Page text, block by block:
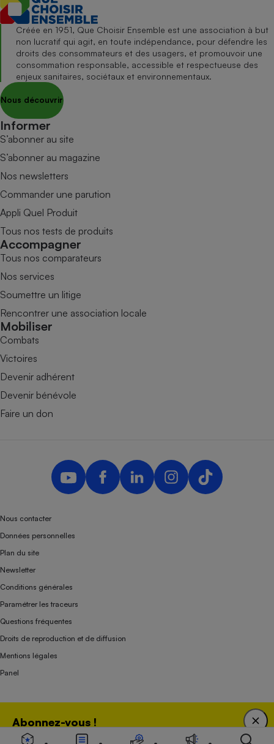
Abonnez-vous !
Bénéficiez d'une expertise unique tout en soutenant
Créée en 1951, Que Choisir Ensemble est une association à but
non lucratif qui agit, en toute indépendance, pour défendre les
droits des consommateurs et des usagers, et promouvoir une
consommation responsable, accessible et respectueuse des
enjeux sanitaires, sociétaux et environnementaux.
Nous découvrir
Informer
S’abonner au site
S’abonner au magazine
Nos newsletters
Commander une parution
Appli Quel Produit
Tous nos tests de produits
Accompagner
Tous nos comparateurs
Nos services
Soumettre un litige
Rencontrer une association locale
Mobiliser
Combats
Victoires
Devenir adhérent
Devenir bénévole
Faire un don
Nous contacter
Données personnelles
Plan du site
Newsletter
Conditions générales
Paramétrer les traceurs
Questions fréquentes
Droits de reproduction et de diffusion
Mentions légales
Panel
Association indépendante de l’État, des syndicats, des producteurs et des
distributeurs depuis 1951.